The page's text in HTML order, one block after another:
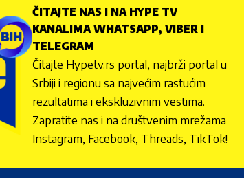
ČITAJTE NAS I NA HYPE TV
KANALIMA WHATSAPP, VIBER I
TELEGRAM
Čitajte Hypetv.rs portal, najbrži portal u
Srbiji i regionu sa najvećim rastućim
rezultatima i ekskluzivnim vestima.
Zapratite nas i na društvenim mrežama
Instagram, Facebook, Threads, TikTok!